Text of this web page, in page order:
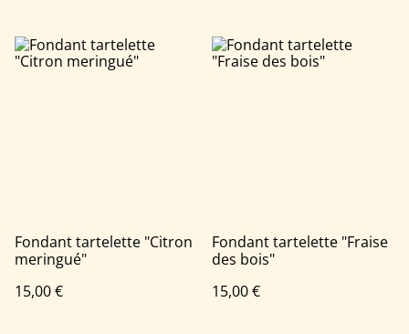
Fondant tartelette "Citron
meringué"
15,00 €
Fondant tartelette "Fraise
des bois"
15,00 €